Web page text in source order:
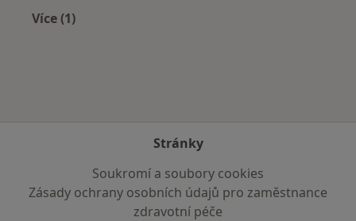
Více (1)
Stránky
Soukromí a soubory cookies
Zásady ochrany osobních údajů pro zaměstnance
zdravotní péče